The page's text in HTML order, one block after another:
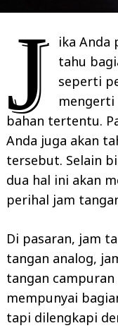
J
ika Anda
tahu
seperti
bahan tertentu.
Anda juga akan
tersebut. Selain
dua hal ini akan
perihal jam
Di pasaran, jam
tangan analog,
tangan
mempunyai
tapi dilengkapi